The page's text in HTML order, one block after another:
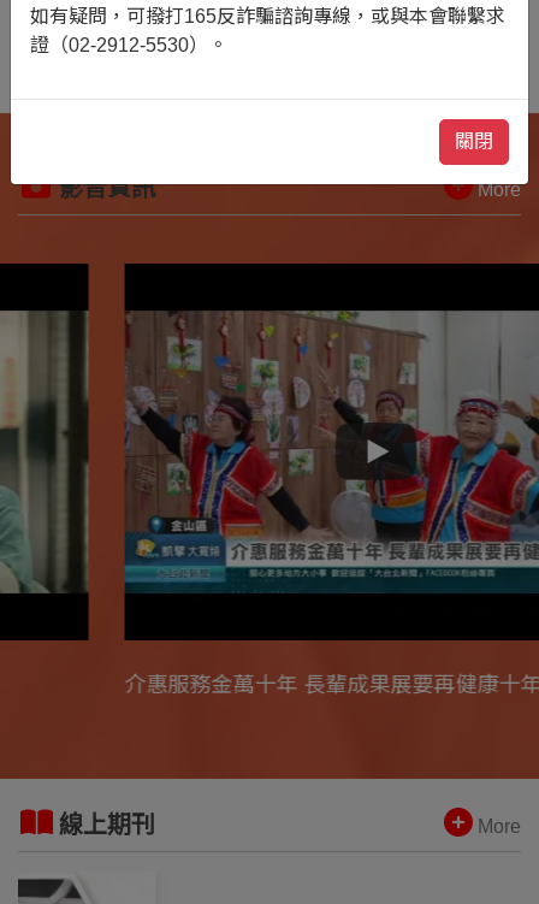
會員捐款 立即捐
影音資訊 More
介惠服務金萬十年 長輩成果展要再健康十年
線上期刊 More
如有疑問，可撥打165反詐騙諮詢專線，或與本會聯繫求
證（02-2912-5530）。
關閉